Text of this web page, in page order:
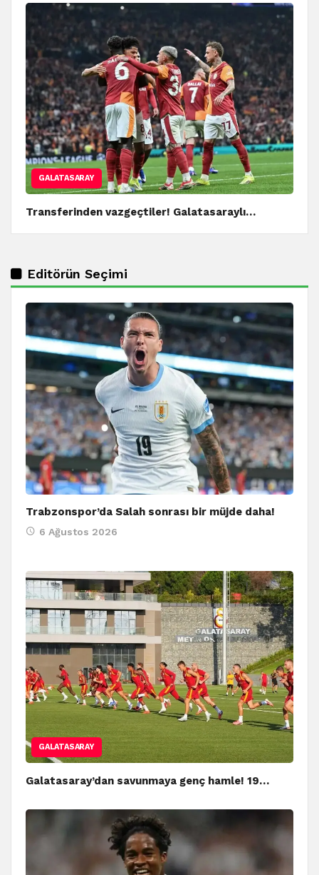
GALATASARAY
Transferinden vazgeçtiler! Galatasaraylı…
Editörün Seçimi
Trabzonspor’da Salah sonrası bir müjde daha!
6 Ağustos 2026
GALATASARAY
Galatasaray’dan savunmaya genç hamle! 19…